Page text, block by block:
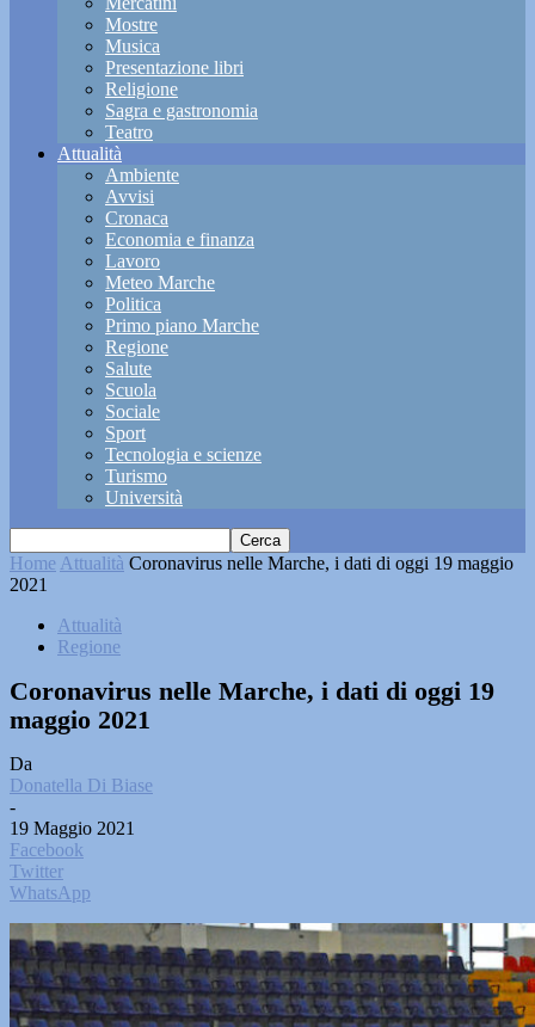
Mostre
Musica
Presentazione libri
Religione
Sagra e gastronomia
Teatro
Attualità
Ambiente
Avvisi
Cronaca
Economia e finanza
Lavoro
Meteo Marche
Politica
Primo piano Marche
Regione
Salute
Scuola
Sociale
Sport
Tecnologia e scienze
Turismo
Università
Home Attualità Coronavirus nelle Marche, i dati di oggi 19 maggio
2021
Attualità
Regione
Coronavirus nelle Marche, i dati di oggi 19
maggio 2021
Da
Donatella Di Biase
-
19 Maggio 2021
Facebook
Twitter
WhatsApp